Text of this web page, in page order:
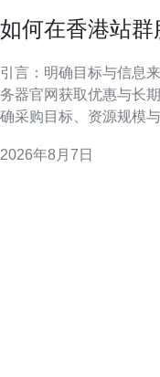
如何在香港站
引言：明确目标与信息来源 在寻找如何在香港
务器官网获取优惠与长
确采购目标、资源规模
重官网途径与谈判策略
2026年8月7日